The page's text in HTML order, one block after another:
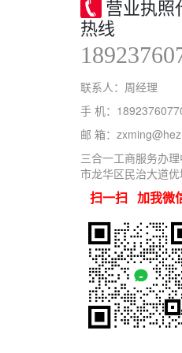
营业执照
热线
联系人：周经理
手 机：
邮 箱：
三合一工商服务办
市龙华区民治大道
扫一扫 加我微